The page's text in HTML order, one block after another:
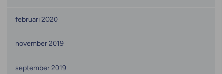
februari 2020
november 2019
september 2019